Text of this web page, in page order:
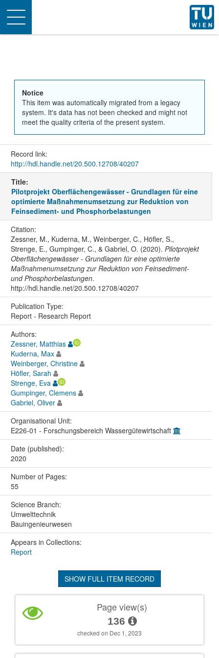
Toggle
navigation
Notice
This item was automatically migrated from a legacy
system. It's data has not been checked and might not
meet the quality criteria of the present system.
Record link:
http://hdl.handle.net/20.500.12708/40207
Title:
Pilotprojekt Oberflächengewässer - Grundlagen für eine
optimierte Maßnahmenumsetzung zur Reduktion von
Feinsediment- und Phosphorbelastungen
Citation:
Zessner, M., Kuderna, M., Weinberger, C., Höfler, S.,
Strenge, E., Gumpinger, C., & Gabriel, O. (2020). Pilotprojekt
Oberflächengewässer - Grundlagen für eine optimierte
Maßnahmenumsetzung zur Reduktion von Feinsediment-
und Phosphorbelastungen.
http://hdl.handle.net/20.500.12708/40207
Publication Type:
Report - Research Report
Authors:
Zessner, Matthias
Kuderna, Max
Weinberger, Christine
Höfler, Sarah
Strenge, Eva
Gumpinger, Clemens
Gabriel, Oliver
Organisational Unit:
E226-01 - Forschungsbereich Wassergütewirtschaft
Date (published):
2020
Number of Pages:
55
Science Branch:
Umwelttechnik
Bauingenieurwesen
Appears in Collections:
Report
SHOW FULL ITEM RECORD
Page view(s)
136
checked on Dec 1, 2023